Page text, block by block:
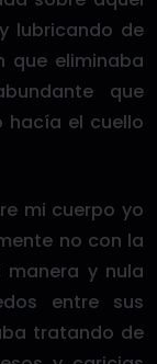
lubricando de
que eliminaba
que
hacía el cuello
mi cuerpo yo
no con la
manera y nula
entre sus
tratando de